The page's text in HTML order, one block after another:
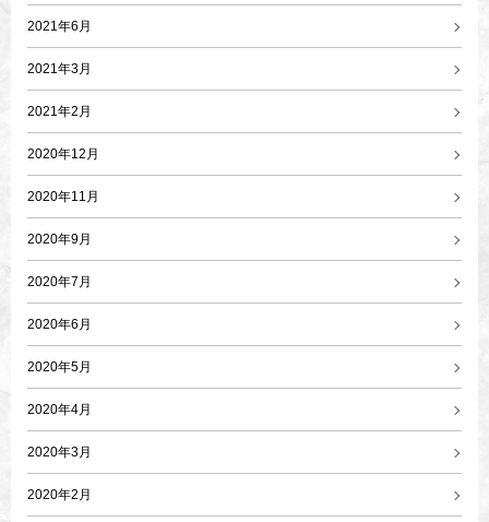
2021年6月
2021年3月
2021年2月
2020年12月
2020年11月
2020年9月
2020年7月
2020年6月
2020年5月
2020年4月
2020年3月
2020年2月